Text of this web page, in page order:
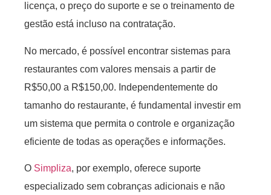
licença, o preço do suporte e se o treinamento de
gestão está incluso na contratação.
No mercado, é possível encontrar sistemas para
restaurantes com valores mensais a partir de
R$50,00 a R$150,00. Independentemente do
tamanho do restaurante, é fundamental investir em
um sistema que permita o controle e organização
eficiente de todas as operações e informações.
O Simpliza, por exemplo, oferece suporte
especializado sem cobranças adicionais e não